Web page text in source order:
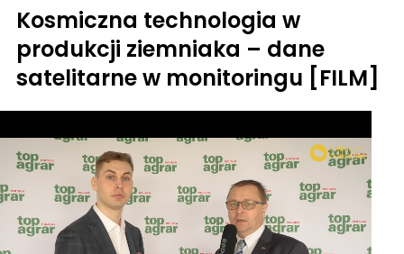
Kosmiczna technologia w
produkcji ziemniaka – dane
satelitarne w monitoringu [FILM]